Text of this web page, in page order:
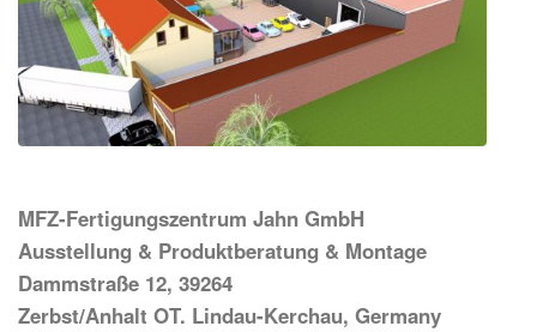
MFZ-Fertigungszentrum Jahn GmbH
Ausstellung & Produktberatung & Montage
Dammstraße 12, 39264
Zerbst/Anhalt OT. Lindau-Kerchau, Germany